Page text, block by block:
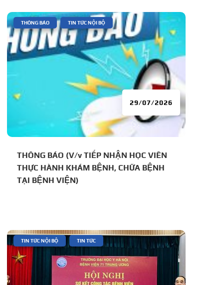
THÔNG BÁO (V/v TIẾP NHẬN HỌC VIÊN
THỰC HÀNH KHÁM BỆNH, CHỮA BỆNH
TẠI BỆNH VIỆN)
29/07/2026
THÔNG BÁO TIN TỨC NỘI BỘ
TIN TỨC NỘI BỘ TIN TỨC